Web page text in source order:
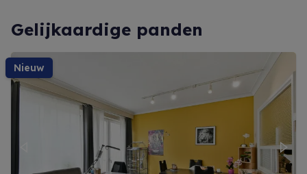
Gelijkaardige panden
nieuw
Next